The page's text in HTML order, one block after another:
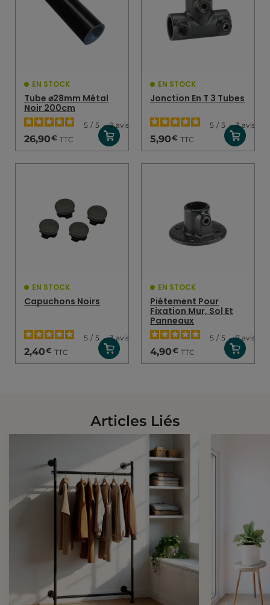
EN STOCK
Tube ⌀28mm Métal
Noir 200cm
5 / 5 - 2avis
26,90€ TTC
EN STOCK
Jonction En T 3 Tubes
5 / 5 - 3avis
5,90€ TTC
EN STOCK
Capuchons Noirs
5 / 5 - 3avis
2,40€ TTC
EN STOCK
Piétement Pour
Fixation Mur, Sol Et
Panneaux
5 / 5 - 7avis
4,90€ TTC
Articles Liés